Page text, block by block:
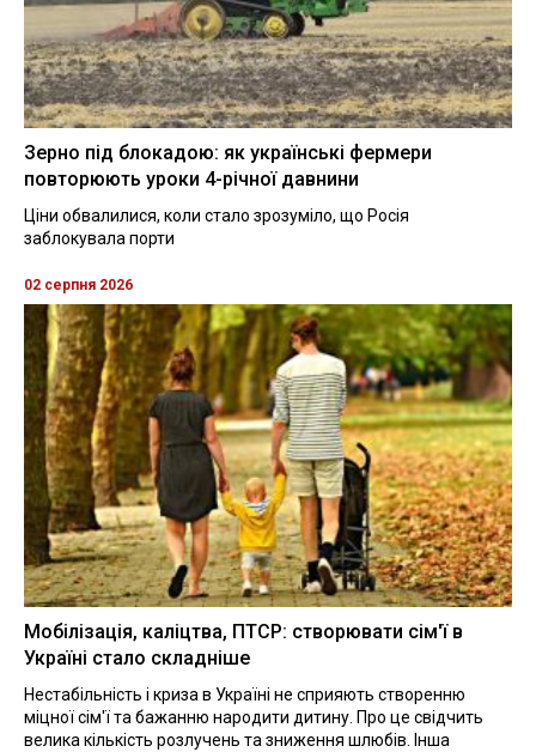
Зерно під блокадою: як українські фермери
повторюють уроки 4-річної давнини
Ціни обвалилися, коли стало зрозуміло, що Росія
заблокувала порти
02 серпня 2026
Мобілізація, каліцтва, ПТСР: створювати сім'ї в
Україні стало складніше
Нестабільність і криза в Україні не сприяють створенню
міцної сім'ї та бажанню народити дитину. Про це свідчить
велика кількість розлучень та зниження шлюбів. Інша